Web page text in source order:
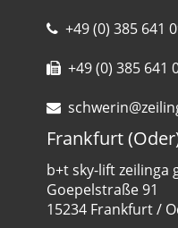
+49 (0) 385 641
+49 (0) 385 641
Frankfurt
b+t sky-lift zeilinga
Goepelstraße 91
15234 Frankfurt /